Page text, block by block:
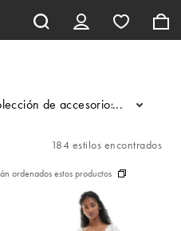
de accesorios? No
...
184 estilos encontrados
ordenados estos productos